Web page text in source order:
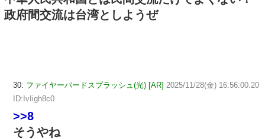
政府間交流は台湾としようぜ
30: ファイヤーバードスプラッシュ(光) [AR] 2025/11/28(金) 16:56:00.20
ID:IvIigh8c0
>>8
そうやね